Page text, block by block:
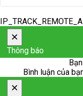
×
Thông báo
Bình luận của
×